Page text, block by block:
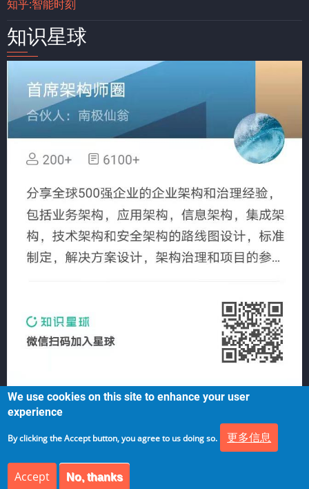
知乎:智能时刻
知识星球
© 2026 架构师研究会, All rights reserved.
We use cookies on this site to enhance your user
experience
By clicking the Accept button, you agree to us doing so. 更多信息
Accept No, thanks